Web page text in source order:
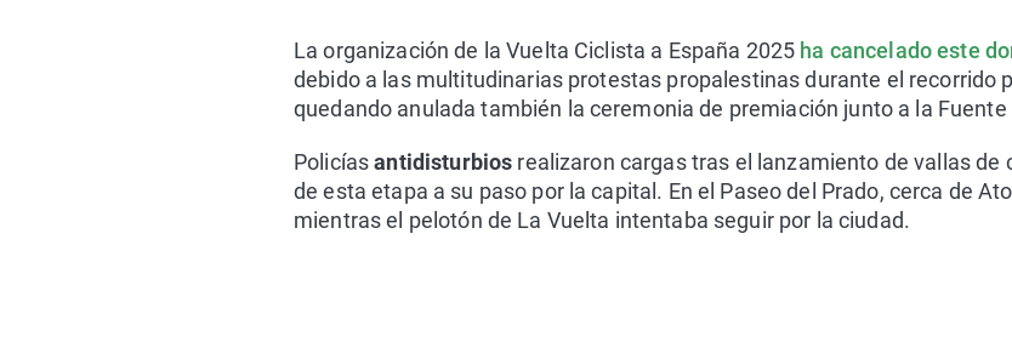
La organización de la Vuelta Ciclista a España 2025 ha cancelado este
debido a las multitudinarias protestas propalestinas durante el recorrido
quedando anulada también la ceremonia de premiación junto a la Fuente
Policíasantidisturbios realizaron cargas tras el lanzamiento de vallas
de esta etapa a su paso por la capital. En el Paseo del Prado, cerca de
mientras el pelotón de La Vuelta intentaba seguir por la ciudad.